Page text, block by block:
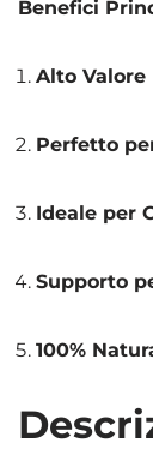
Benefici
Alto
Perfetto
Ideale per
Supporto
100%